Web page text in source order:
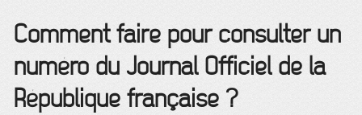
Comment faire pour consulter un
numéro du Journal Officiel de la
République française ?